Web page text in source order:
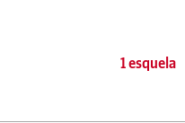
1 esquela